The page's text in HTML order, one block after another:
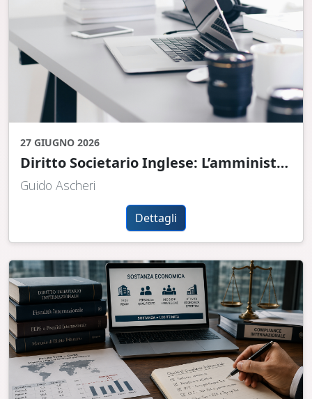
27 GIUGNO 2026
Diritto Societario Inglese: L’amministratore nominee
Guido Ascheri
Dettagli